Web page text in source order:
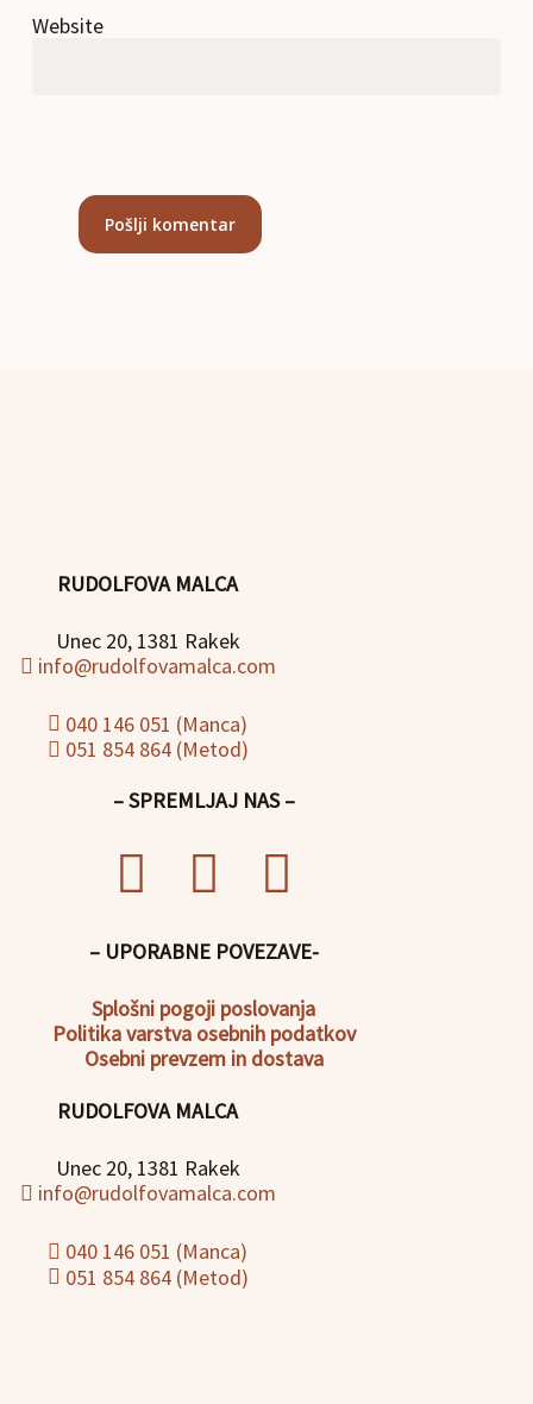
Website
RUDOLFOVA MALCA
Unec 20, 1381 Rakek
info@rudolfovamalca.com
040 146 051 (Manca)
051 854 864 (Metod)
– SPREMLJAJ NAS –
– UPORABNE POVEZAVE-
Splošni pogoji poslovanja
Politikavarstva osebnih podatkov
Osebni prevzem in dostava
RUDOLFOVA MALCA
Unec 20, 1381 Rakek
info@rudolfovamalca.com
040 146 051 (Manca)
051 854 864 (Metod)